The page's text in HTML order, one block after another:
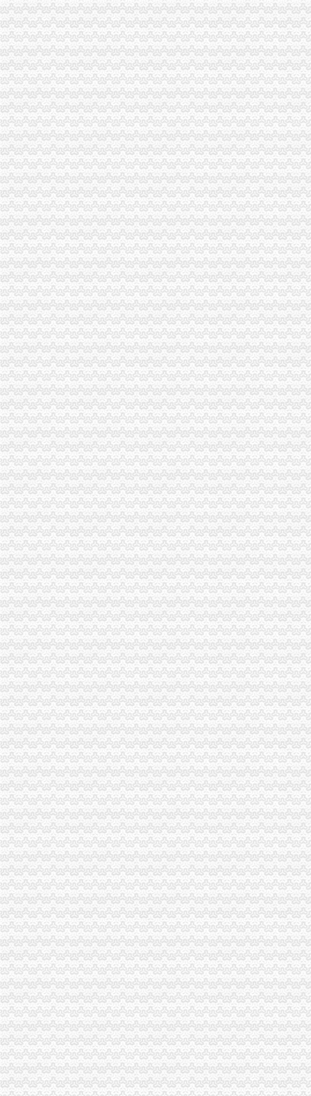
【58同城】南岸周边租车网_南岸周边租车公司_南岸周边汽车租赁
重庆市南岸区人民办公室关于印发南岸区深化市容环境综合整工
济南太湖国际社区珀丽南岸周边配套,太湖国际社区珀丽南岸附近商场
【重庆南岸周边IT外包|IT服务外包公司|IT外包服务价格】-重庆赶集网
【58同城】南岸路办公室设计_办公室装修公司_办公室装修价格
海棠溪办公司
海棠溪办公服务信息-快点8分类信息网
海棠溪街道开展幼儿园食品安全检查工作-重庆市南岸区人民
【呼吁相关部门早日解决海棠溪这一段的交通问题_重庆市公开信箱
重庆南岸区海棠溪街道办附近酒店_重庆南岸区海棠溪街道办附近宾馆
重庆南岸海棠溪民办大学招生,重庆南岸海棠溪民办职业学校,重庆南
弹子石办公司
重庆银监局关于重庆三峡银行股份有限公司子石支行开业的批复
【58同城】重庆南岸子石搬场公司_子石搬厂公司_工厂搬家
子石办公服务信息-快点8分类信息网
泽科子石中心物业费是多少,泽科子石中心物业费多少钱一平-重
话说子石（上）
茶园新区办公司
重庆公司变更：实力商家代办茶园新区（经开区）工商注册\变更\注销-
中国银行股份有限公司重庆茶园新区支行
（正在办理）茶园新区LNG气化站办事结果-重庆市城乡建设委员会
重庆茶园新区到南洋公司可乘坐公交车：345路-重庆公交车网
重庆南洋公司到茶园新区管委会可乘坐公交车：345路-重庆公交车网
经开区办公司
上饶经开区供电服务中心：造“一站式”服务平台_新浪上饶
西安-经开区办公用品及设备企业名录_西安-经开区办公用品及设备公司
曲靖经开区“春风送岗”解决企业用工难题456人达成就业意向--云南
伊滨经开区司法办公室关于2016年部门决算说明|预决算公开|信息公开|
贵市-经开区园区办——完善园区生活服务设施
长生桥办公司
长政办〔2016〕124号长垣县人民办公室关于印发长垣县2016年今
【广东长宏路桥有限公司办公环境】广东长宏路桥有限公司工作环境如
中国长跨度铝合金天桥——北京东单北天桥开通_深圳新闻网
非洲小伙挂帅温江“洋河长”有空就巡河爱管“闲事儿”_央广网
茶园办办公隔断卡座拆装长生桥家具安装南岸区家具维修_重庆南岸区
南坪办公司
重庆市中国旅行社（集团）有限公司南坪街道门市部
【南坪步行街5A级纯写字楼,精装团购交2万办卡_重庆南岸暂无小区
【苹果iPhone6S（全网通）促销】重庆南坪苹果6s分期付款办理地址
华准能大准铁路公司南坪列检作业场铁路货车日常检查维护切块外包
南坪中心转盘改造下月破土--1--重庆新闻网
南岸区办公司流程
重庆南岸区工商代办_第1页_重庆论坛_人文_西祠胡同
南岸区代办营业执照的流程-重庆商业街-重庆购物狂
外地人申请户口迁入南岸遭“为难”-光重庆
南坪商圈实施“三区两带”分区发展造智慧新城_第2页_新闻中心_
南岸区房管税务联手击房产中介“串串”-重庆搜狐焦点
重庆办公司
厦门中卡-智慧停车场管理系统|免布线车位引导系统|免取卡车牌识别系
濮市龙泉聚合物有限公司（重庆办）-提供
商业建筑设计施工-重庆办公室建筑装修-上海办公室建筑装修-重庆建
CPU卡/一卡通/考勤/门/停车/水控/监控/-深圳市方卡科技股份有限公
云南华雄环保科技有限公司重庆办位于重庆省重庆市-环球经贸网
南岸区办公司
南岸区国税办理手机出口退税1420万元_网易新闻
诚信档案_重庆南岸区南山街道办_红牛贸易网
【重庆南岸区办公文教企业名录】_顺企网
重庆南岸区企业社保办理服务_【咨询服务】
南岸区-搜百科